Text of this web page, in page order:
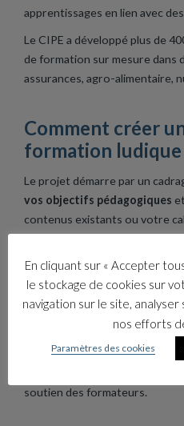
apprentissages en lien avec
Le CIPE a développé plus de
de formation sur mesure dans
assurances, agro-alimentaire,
Comment créer
formation ludique
Le projet démarre par un
vos objectifs pédagogiques et
contenus existants ou votre
examinés et les concepts clés
créons vos scénarios et
tests et ajustements sont
animation. L’industrialisation
supports et rédaction détaillée
package pédagogique est
soutien des formateurs.
En cliquant sur « Accepter
le stockage de cookies sur
navigation sur le site,
nos efforts
Paramètres des cookies